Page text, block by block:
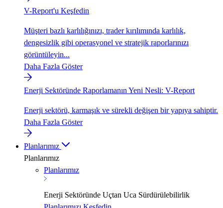
V-Report'u Keşfedin
Müşteri bazlı karlılığınızı, trader kırılımında karlılık,
dengesizlik gibi operasyonel ve stratejik raporlarınızı
görüntüleyin...
Daha Fazla Göster
Enerji Sektöründe Raporlamanın Yeni Nesli: V-Report
Enerji sektörü, karmaşık ve sürekli değişen bir yapıya sahiptir.
Daha Fazla Göster
Planlarımız
Planlarımız
Planlarımız
Enerji Sektöründe Uçtan Uca Sürdürülebilirlik